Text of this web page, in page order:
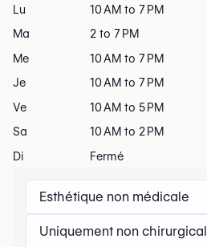
Esthétique non médicale
Uniquement non chirurgical
Lu
10 AM to 7 PM
Ma
2 to 7 PM
Me
10 AM to 7 PM
Je
10 AM to 7 PM
Ve
10 AM to 5 PM
Sa
10 AM to 2 PM
Di
Fermé